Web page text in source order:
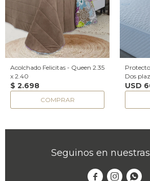
Acolchado Felicitas - Queen 2.35
x 2.40
$ 2.698
Dos
USD
Seguinos en
  